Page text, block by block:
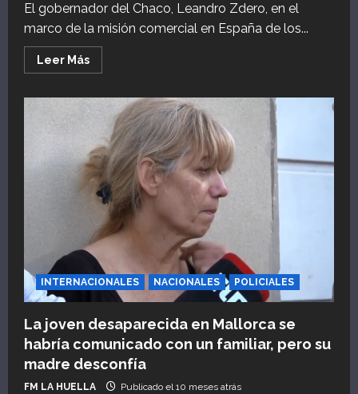
El gobernador del Chaco, Leandro Zdero, en el
marco de la misión comercial en España de los...
Leer MásLeer
más
ESPAÑA:
ZDERO
AVANZA
EN
GESTIONES
COMERCIALES
CON
EL
BANCO
EUROPEO
INVERSIONES
INTERNACIONALES NACIONALES POLICIALES
La joven desaparecida en Mallorca se
habría comunicado con un familiar, pero su
madre desconfía
FM LA HUELLA Publicado el 10 meses atrás